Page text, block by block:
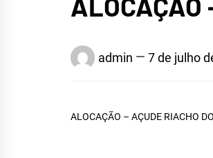
admin 7 de julho
ALOCAÇÃO – AÇUDE RIACHO